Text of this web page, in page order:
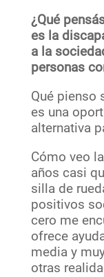
¿Qué
es la
a la
personas
Qué pienso
es una
alternativa
Cómo veo
años casi
silla de
positivos
cero me
ofrece
media y
otras